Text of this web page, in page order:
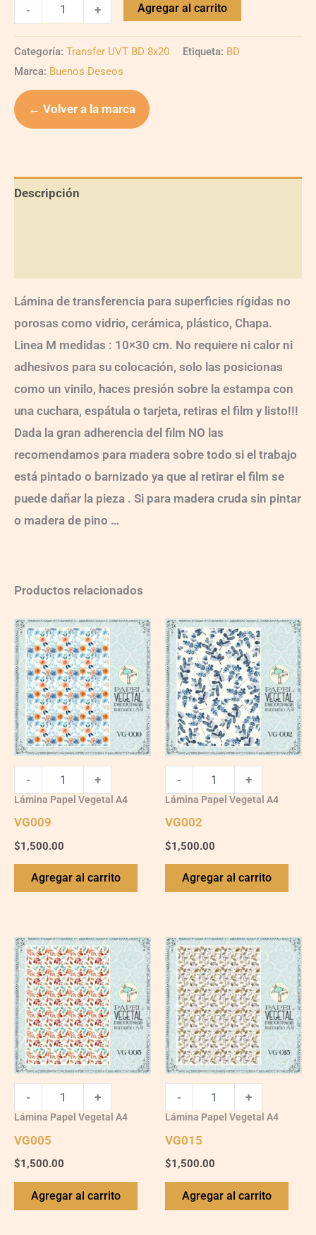
- + Agregar al carrito
Categoría: Transfer UVT BD 8x20 Etiqueta: BD
Marca: Buenos Deseos
← Volver a la marca
Descripción
Lámina de transferencia para superficies rígidas no
porosas como vidrio, cerámica, plástico, Chapa.
Linea M medidas : 10×30 cm. No requiere ni calor ni
adhesivos para su colocación, solo las posicionas
como un vinilo, haces presión sobre la estampa con
una cuchara, espátula o tarjeta, retiras el film y listo!!!
Dada la gran adherencia del film NO las
recomendamos para madera sobre todo si el trabajo
está pintado o barnizado ya que al retirar el film se
puede dañar la pieza . Si para madera cruda sin pintar
o madera de pino …
Productos relacionados
VG009
quantity
- +
Lámina Papel Vegetal A4
VG009
$1,500.00
Agregar al carrito
VG002
quantity
- +
Lámina Papel Vegetal A4
VG002
$1,500.00
Agregar al carrito
VG005
quantity
- +
Lámina Papel Vegetal A4
VG005
$1,500.00
Agregar al carrito
VG015
quantity
- +
Lámina Papel Vegetal A4
VG015
$1,500.00
Agregar al carrito